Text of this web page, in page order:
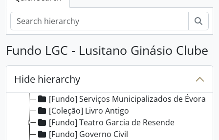
Fundo LGC - Lusitano Ginásio Clube
Hide hierarchy
[Instituição arquivística] Arquivo Municipal de Évora
[Arquivo Intermédio] Arquivo Intermédio
[Fundo] Câmara Municipal de Évora
[Fundo] Serviços Municipalizados de Évora
[Coleção] Livro Antigo
[Fundo] Teatro Garcia de Resende
[Fundo] Governo Civil